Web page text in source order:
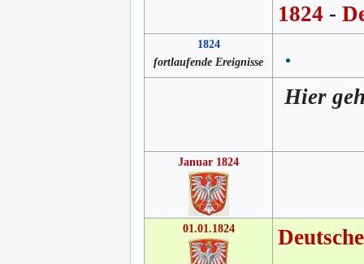
1824 -
1824
fortlaufende Ereignisse
Hier
Januar 1824
01.01.1824